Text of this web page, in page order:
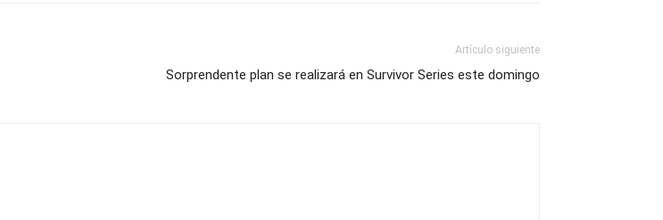
Artículo siguiente
Sorprendente plan se realizará en Survivor Series este domingo